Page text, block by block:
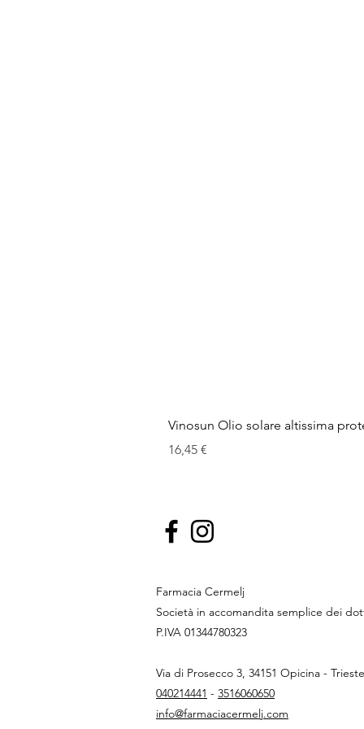
Vinosun Olio solare altissima
Cena
16,45 €
Farmacia Cermelj
Società in accomandita semplice dei
P.IVA 01344780323
Via di Prosecco 3, 34151 Opicina -
040214441 - 3516060650
info@farmaciacermelj.com